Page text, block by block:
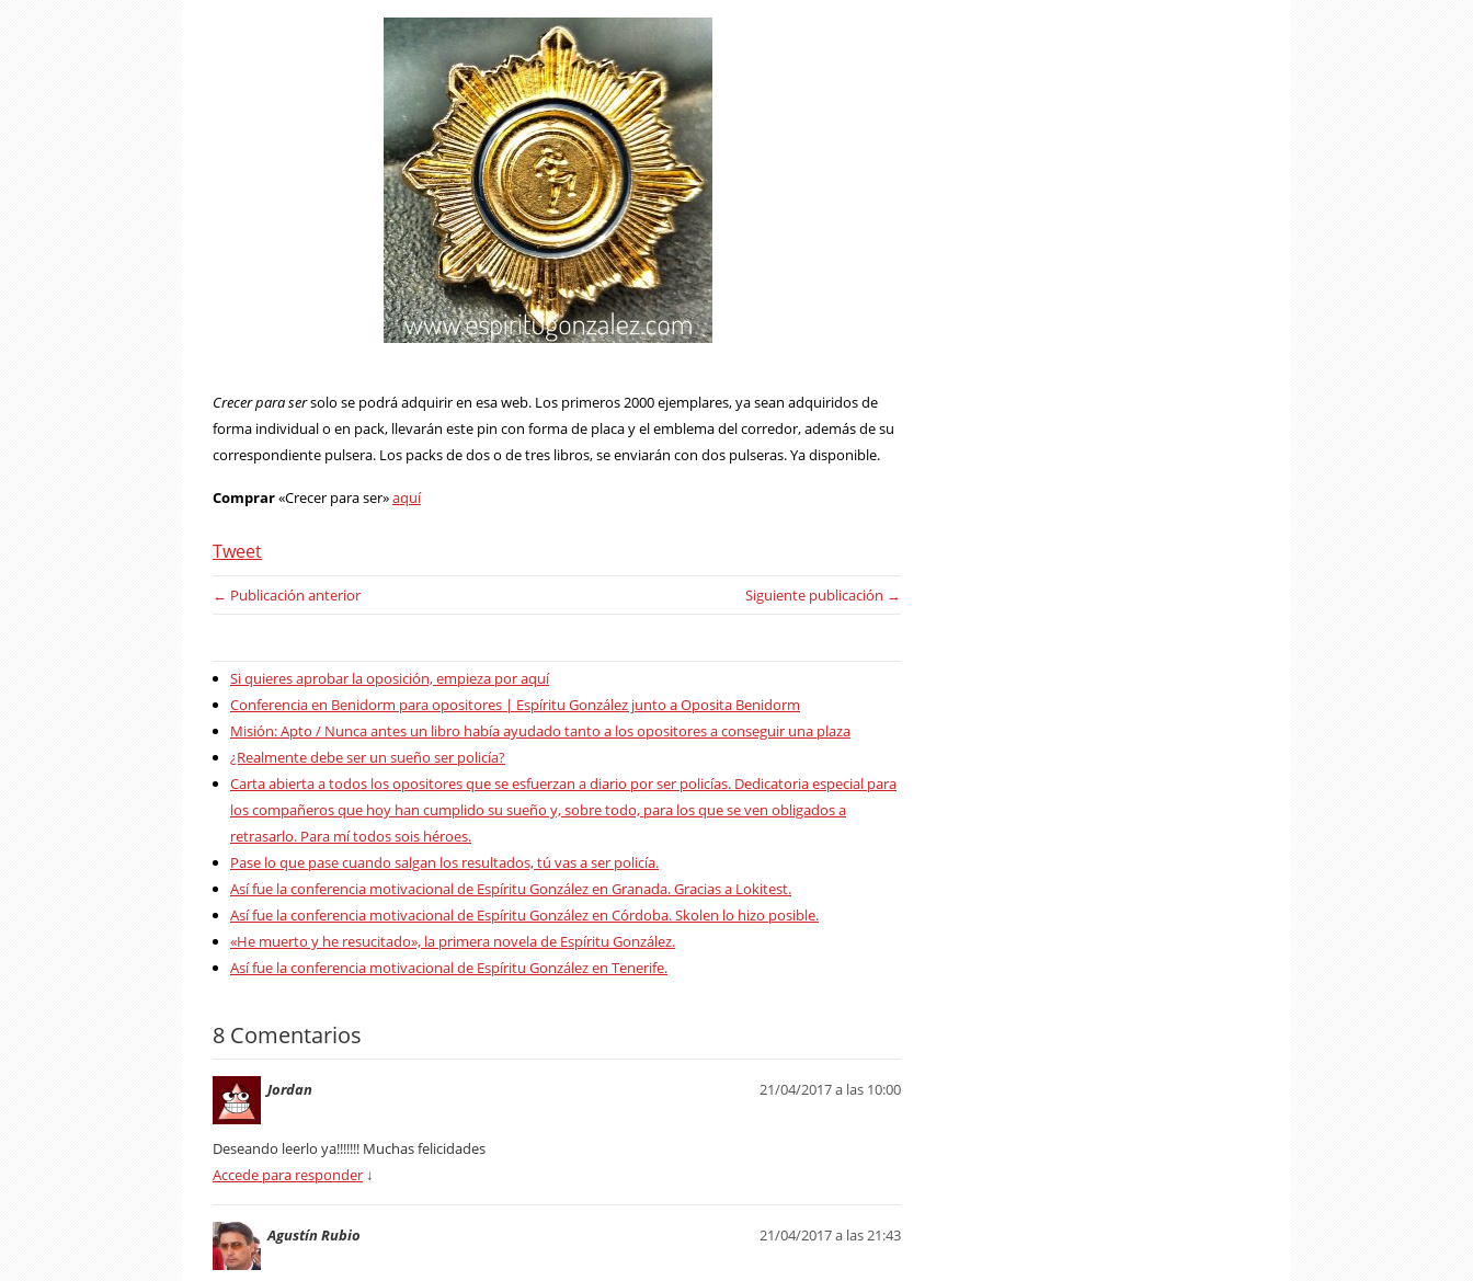
Crecer para sersolo se podrá adquirir en esa web. Los primeros 2000 ejemplares, ya sean adquiridos de
forma individual o en pack, llevarán este pin con forma de placa y el emblema del corredor, además de su
correspondiente pulsera. Los packs de dos o de tres libros, se enviarán con dos pulseras. Ya disponible.
Comprar«Crecer para ser»aquí
Tweet
← Publicación anterior Siguiente publicación →
Si quieres aprobar la oposición, empieza por aquí
Conferencia en Benidorm para opositores | Espíritu González junto a Oposita Benidorm
Misión: Apto / Nunca antes un libro había ayudado tanto a los opositores a conseguir una plaza
¿Realmente debe ser un sueño ser policía?
Carta abierta a todos los opositores que se esfuerzan a diario por ser policías. Dedicatoria especial para
los compañeros que hoy han cumplido su sueño y, sobre todo, para los que se ven obligados a
retrasarlo. Para mí todos sois héroes.
Pase lo que pase cuando salgan los resultados, tú vas a ser policía.
Así fue la conferencia motivacional de Espíritu González en Granada. Gracias a Lokitest.
Así fue la conferencia motivacional de Espíritu González en Córdoba. Skolen lo hizo posible.
«He muerto y he resucitado», la primera novela de Espíritu González.
Así fue la conferencia motivacional de Espíritu González en Tenerife.
8 Comentarios
Jordan 21/04/2017 a las 10:00
Deseando leerlo ya!!!!!!! Muchas felicidades
Accede para responder ↓
Agustín Rubio 21/04/2017 a las 21:43